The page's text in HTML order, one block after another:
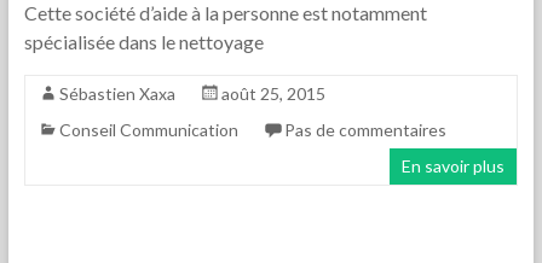
Cette société d’aide à la personne est notamment
spécialisée dans le nettoyage
Sébastien Xaxa
août 25, 2015
Conseil Communication
Pas de commentaires
En savoir plus